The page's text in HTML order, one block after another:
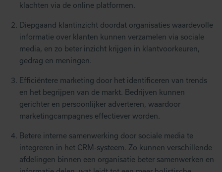
klachten via de online platformen.
Diepgaand klantinzicht doordat organisaties waardevolle
informatie over klanten kunnen verzamelen via sociale
media, en zo beter inzicht krijgen in klantvoorkeuren,
gedrag en meningen.
Efficiëntere marketing door het identificeren van trends
en het begrijpen van de markt. Bedrijven kunnen
gerichter en persoonlijker adverteren, waardoor
marketingcampagnes effectiever worden.
Betere interne samenwerking door sociale media te
integreren in het CRM-systeem. Zo kunnen verschillende
afdelingen binnen een organisatie beter samenwerken en